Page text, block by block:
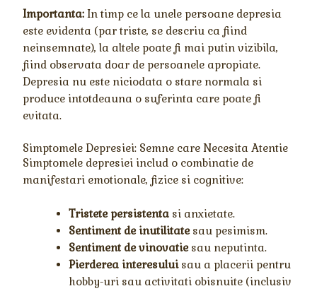
Importanta: In timp ce la unele persoane depresia
este evidenta (par triste, se descriu ca fiind
neinsemnate), la altele poate fi mai putin vizibila,
fiind observata doar de persoanele apropiate.
Depresia nu este niciodata o stare normala si
produce intotdeauna o suferinta care poate fi
evitata.
Simptomele Depresiei: Semne care Necesita Atentie
Simptomele depresiei includ o combinatie de
manifestari emotionale, fizice si cognitive:
Tristete persistenta si anxietate.
Sentiment de inutilitatesau pesimism.
Sentiment de vinovatiesau neputinta.
Pierderea interesuluisau a placerii pentru
hobby-uri sau activitati obisnuite (inclusiv